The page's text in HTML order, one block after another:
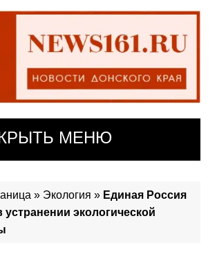
МЕНЮ
» Экология » Единая Россия
устранении экологической